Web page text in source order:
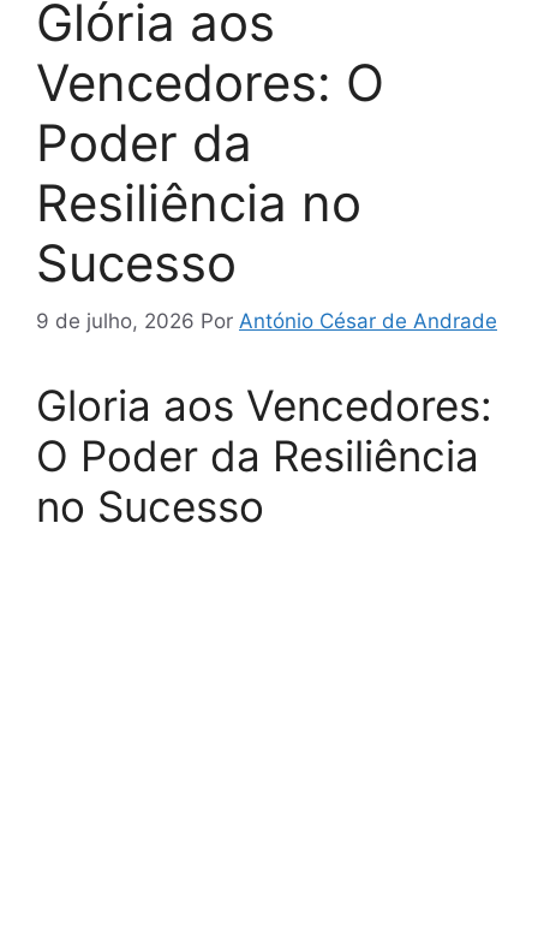
Glória aos
Vencedores: O
Poder da
Resiliência no
Sucesso
9 de julho, 2026 Por António César de Andrade
Gloria aos Vencedores:
O Poder da Resiliência
no Sucesso